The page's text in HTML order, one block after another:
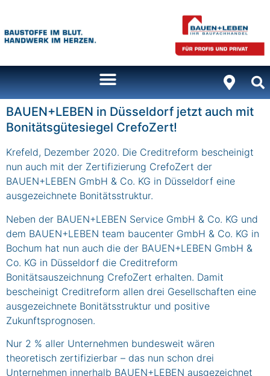
BAUEN+LEBEN in Düsseldorf jetzt auch mit
Bonitätsgütesiegel CrefoZert!
Krefeld, Dezember 2020. Die Creditreform bescheinigt
nun auch mit der Zertifizierung CrefoZert der
BAUEN+LEBEN GmbH & Co. KG in Düsseldorf eine
ausgezeichnete Bonitätsstruktur.
Neben der BAUEN+LEBEN Service GmbH & Co. KG und
dem BAUEN+LEBEN team baucenter GmbH & Co. KG in
Bochum hat nun auch die der BAUEN+LEBEN GmbH &
Co. KG in Düsseldorf die Creditreform
Bonitätsauszeichnung CrefoZert erhalten. Damit
bescheinigt Creditreform allen drei Gesellschaften eine
ausgezeichnete Bonitätsstruktur und positive
Zukunftsprognosen.
Nur 2 % aller Unternehmen bundesweit wären
theoretisch zertifizierbar – das nun schon drei
Unternehmen innerhalb BAUEN+LEBEN ausgezeichnet